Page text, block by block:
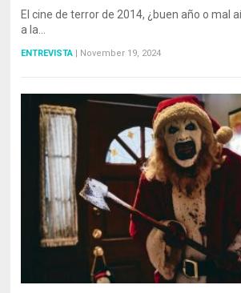
El cine de terror de 2014, ¿buen año o mal
a la…
ENTREVISTA | November 19, 2024